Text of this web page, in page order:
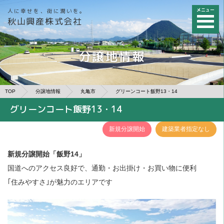
人に幸せを、街に潤いを。
秋山興産株式会社
メニュー
分譲地情報
TOP 分譲地情報 丸亀市 グリーンコート飯野13・14
グリーンコート飯野13・14
新規分譲開始 建築業者指定なし
新規分譲開始「飯野14」
国道へのアクセス良好で、通勤・お出掛け・お買い物に便利
｢住みやすさ｣が魅力のエリアです